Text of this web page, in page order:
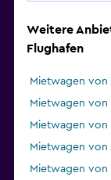
Weitere
Flughafen
Mietwagen von
Mietwagen von
Mietwagen von
Mietwagen von
Mietwagen von